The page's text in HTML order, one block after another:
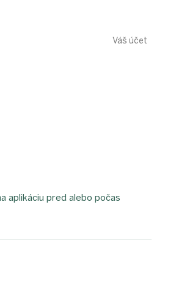
Váš účet
aplikáciu pred alebo počas